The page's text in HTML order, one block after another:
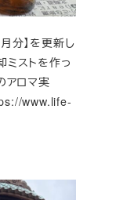
分】を更新し
ミストを作っ
アロマ実
www.life-